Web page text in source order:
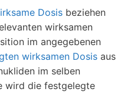
Dosis beziehen
wirksamen
im angegebenen
wirksamen Dosis aus
im selben
wird die festgelegte